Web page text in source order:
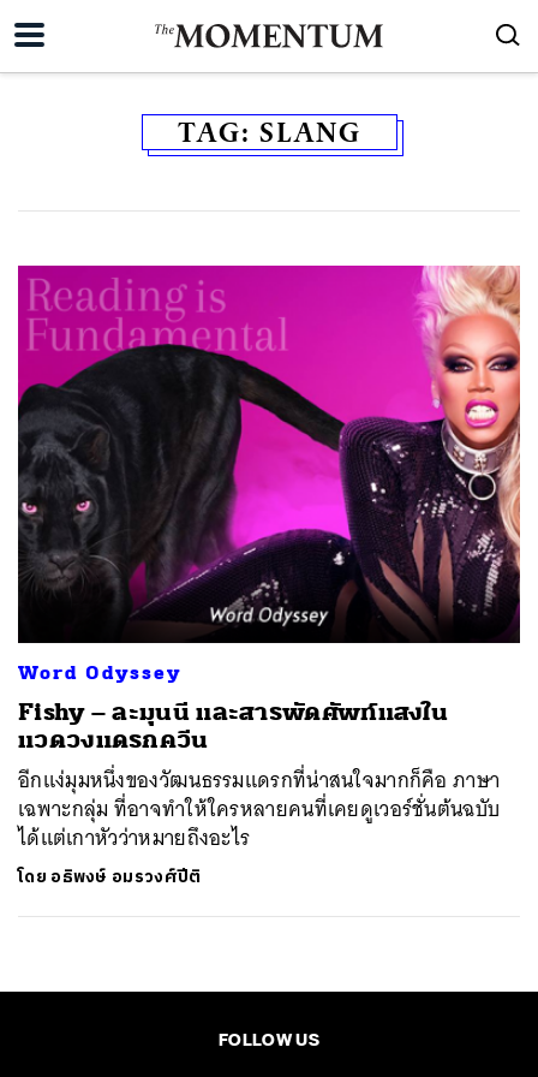
TAG: SLANG
Word Odyssey
Fishy – ละมุนนี และสารพัดศัพท์แสงใน
แวดวงแดรกควีน
อีกแง่มุมหนึ่งของวัฒนธรรมแดรกที่น่าสนใจมากก็คือ ภาษา
เฉพาะกลุ่ม ที่อาจทำให้ใครหลายคนที่เคยดูเวอร์ชั่นต้นฉบับ
ได้แต่เกาหัวว่าหมายถึงอะไร
โดย อธิพงษ์ อมรวงศ์ปีติ
FOLLOW US
ค้นหา
SHARE TWEET LINE EMAIL